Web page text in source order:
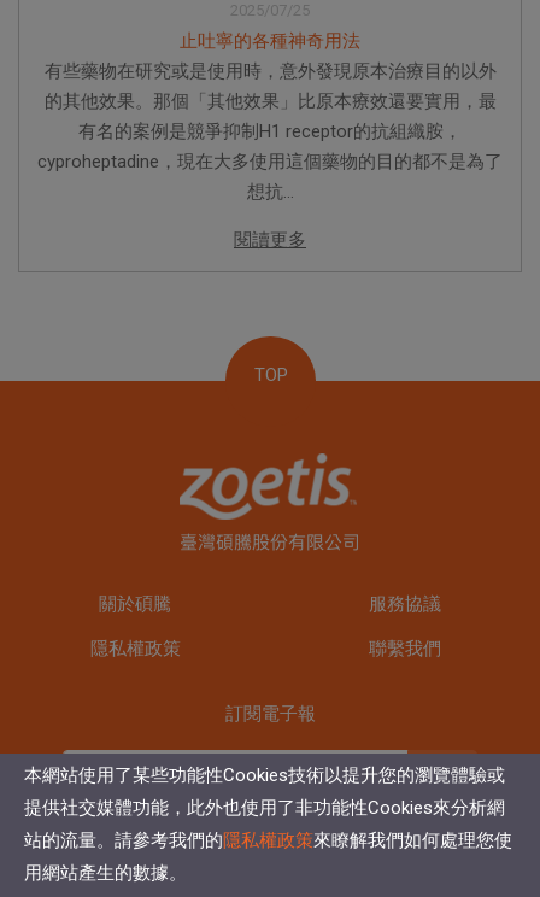
2025/07/25
止吐寧的各種神奇用法
有些藥物在研究或是使用時，意外發現原本治療目的以外
的其他效果。那個「其他效果」比原本療效還要實用，最
有名的案例是競爭抑制H1 receptor的抗組織胺，
cyproheptadine，現在大多使用這個藥物的目的都不是為了
想抗...
閱讀更多
TOP
關於碩騰 服務協議
隱私權政策 聯繫我們
訂閱電子報
訂閱
本網站使用了某些功能性Cookies技術以提升您的瀏覽體驗或
提供社交媒體功能，此外也使用了非功能性Cookies來分析網
站的流量。請參考我們的隱私權政策來瞭解我們如何處理您使
用網站產生的數據。